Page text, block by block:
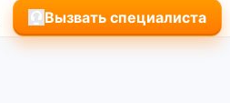
Вызвать специалиста